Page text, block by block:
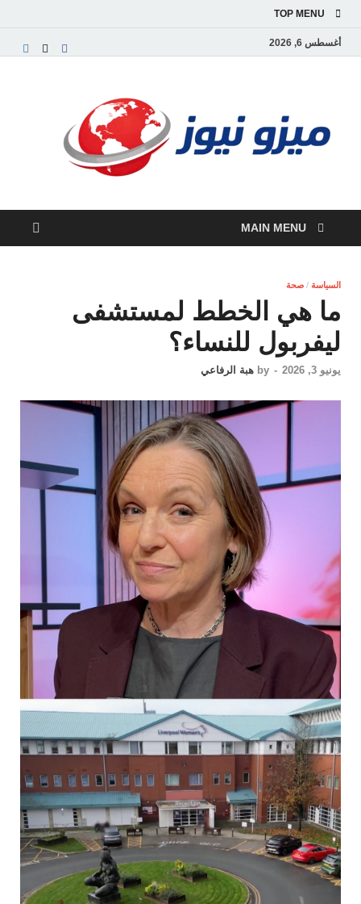
TOP MENU
أغسطس 6, 2026
MAIN MENU
السياسة / صحة
ما هي الخطط لمستشفى
ليفربول للنساء؟
يونيو 3, 2026 -
by هبة الرفاعي